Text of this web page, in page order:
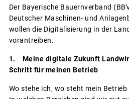
Der Bayerische Bauernverband
Deutscher Maschinen- und
wollen die Digitalisierung in der
vorantreiben.
1. Meine digitale Zukunft
Schritt für meinen Betrieb
Wo stehe ich, wo steht mein